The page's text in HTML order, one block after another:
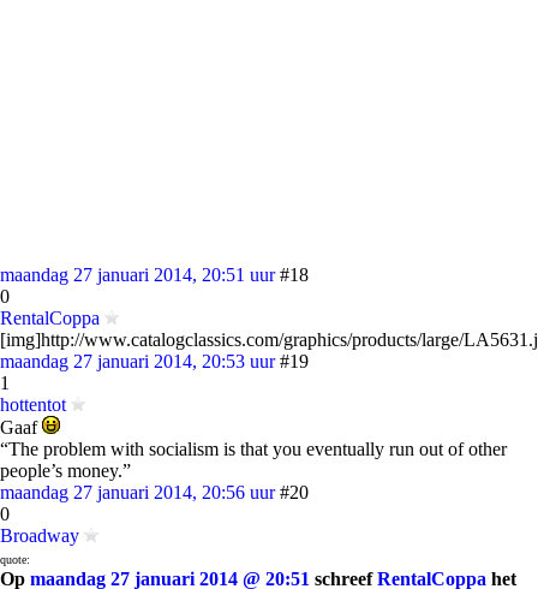
maandag 27 januari 2014, 20:51 uur #18
0
RentalCoppa
[img]http://www.catalogclassics.com/graphics/products/large/
maandag 27 januari 2014, 20:53 uur #19
1
hottentot
Gaaf
“The problem with socialism is that you eventually run out of other
people’s money.”
maandag 27 januari 2014, 20:56 uur #20
0
Broadway
quote:
Op maandag 27 januari 2014 @ 20:51 schreefRentalCoppa het